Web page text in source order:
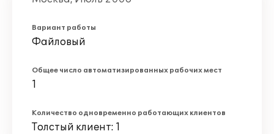
Вариант работы
Файловый
Общее число автоматизированных рабочих мест
1
Количество одновременно работающих клиентов
Толстый клиент: 1